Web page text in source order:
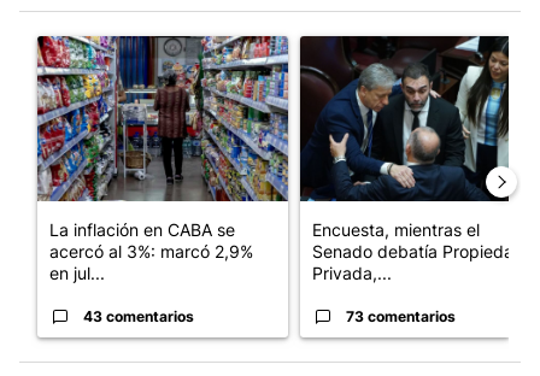
Un artículo de tendencia con el título "La inflación en CABA se
La inflación en CABA se
acercó al 3%: marcó 2,9%
en jul...
43 comentarios
Un artículo de tendencia
Encuesta, mientras el
Senado debatía Propiedad
Privada,...
73 comentarios